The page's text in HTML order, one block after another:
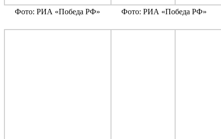
Фото: РИА «Победа РФ» Фото: РИА «Победа РФ»